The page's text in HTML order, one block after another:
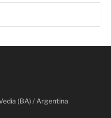
(BA) / Argentina